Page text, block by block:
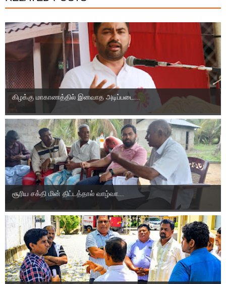
கிழக்கு மாகாணத்தில் இனவாத அடிப்படை...
சூரிய சக்தி மின் திட்டத்தால் வாழ்வா...